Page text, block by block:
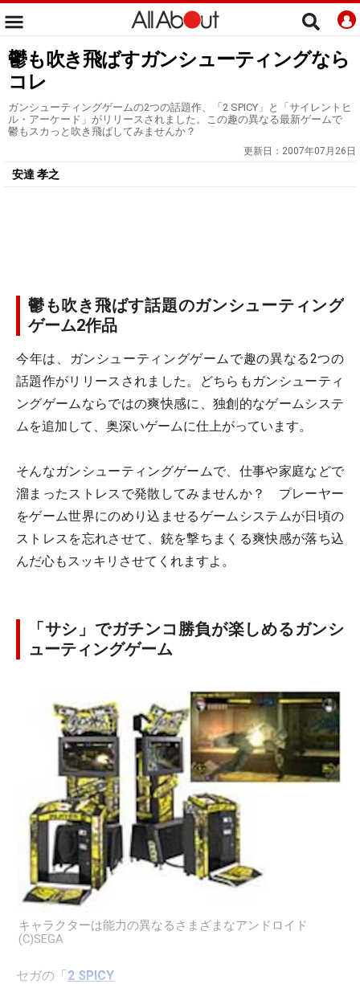
鬱も吹き飛ばすガンシューティングなら
コレ
ガンシューティングゲームの2つの話題作、「2 SPICY」と「サイレントヒ
ル・アーケード」がリリースされました。この趣の異なる最新ゲームで
鬱もスカっと吹き飛ばしてみませんか？
更新日： 2007年07月26日
安達 孝之
鬱も吹き飛ばす話題のガンシューティング
ゲーム2作品
今年は、ガンシューティングゲームで趣の異なる2つの
話題作がリリースされました。どちらもガンシューティ
ングゲームならではの爽快感に、独創的なゲームシステ
ムを追加して、奥深いゲームに仕上がっています。
そんなガンシューティングゲームで、仕事や家庭などで
溜まったストレスで発散してみませんか？ プレーヤー
をゲーム世界にのめり込ませるゲームシステムが日頃の
ストレスを忘れさせて、銃を撃ちまくる爽快感が落ち込
んだ心もスッキリさせてくれますよ。
「サシ」でガチンコ勝負が楽しめるガンシ
ューティングゲーム
キャラクターは能力の異なるさまざまなアンドロイド
(C)SEGA
セガの「2 SPICY